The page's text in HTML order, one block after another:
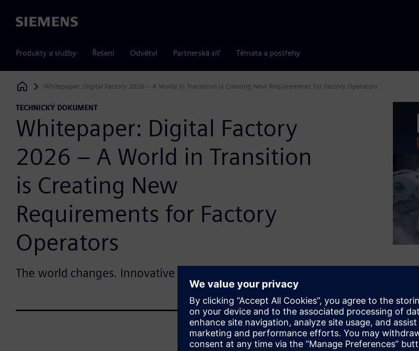
Siemens
Produkty a služby Řešení Odvětví Partnerská síť Témata a postřehy
Siemens Digital Industries Software
Whitepaper: Digital Factory 2026 – A World in Transition is Creating New Requirements for Factory Operators
TECHNICKÝ DOKUMENT
Whitepaper: Digital Factory
2026 – A World in Transition
is Creating New
Requirements for Factory
Operators
The world changes. Innovative apps respond.